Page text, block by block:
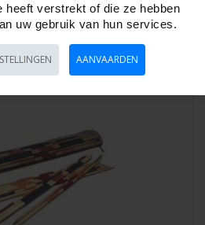
hout / gefineerd MDF. Dubbelzijdig
heeft verstrekt of die ze hebben
uw gebruik van hun services.
AANVAARDEN